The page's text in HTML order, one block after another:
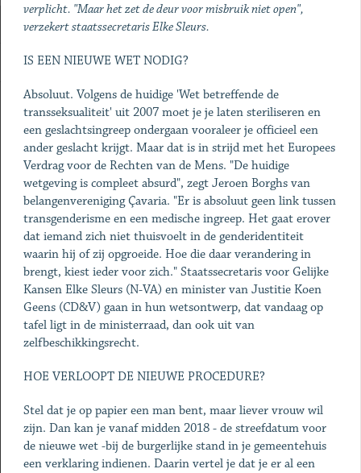
verplicht. "Maar het zet de deur voor misbruik niet open",
verzekert staatssecretaris Elke Sleurs.
IS EEN NIEUWE WET NODIG?
Absoluut. Volgens de huidige 'Wet betreffende de
transseksualiteit' uit 2007 moet je je laten steriliseren en
een geslachtsingreep ondergaan vooraleer je officieel een
ander geslacht krijgt. Maar dat is in strijd met het Europees
Verdrag voor de Rechten van de Mens. "De huidige
wetgeving is compleet absurd", zegt Jeroen Borghs van
belangenvereniging Çavaria. "Er is absoluut geen link tussen
transgenderisme en een medische ingreep. Het gaat erover
dat iemand zich niet thuisvoelt in de genderidentiteit
waarin hij of zij opgroeide. Hoe die daar verandering in
brengt, kiest ieder voor zich." Staatssecretaris voor Gelijke
Kansen Elke Sleurs (N-VA) en minister van Justitie Koen
Geens (CD&V) gaan in hun wetsontwerp, dat vandaag op
tafel ligt in de ministerraad, dan ook uit van
zelfbeschikkingsrecht.
HOE VERLOOPT DE NIEUWE PROCEDURE?
Stel dat je op papier een man bent, maar liever vrouw wil
zijn. Dan kan je vanaf midden 2018 - de streefdatum voor
de nieuwe wet -bij de burgerlijke stand in je gemeentehuis
een verklaring indienen. Daarin vertel je dat je er al een